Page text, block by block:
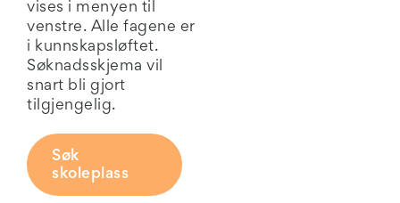
vises i menyen til
venstre. Alle fagene er
i kunnskapsløftet.
Søknadsskjema vil
snart bli gjort
tilgjengelig.
Søk
skoleplass